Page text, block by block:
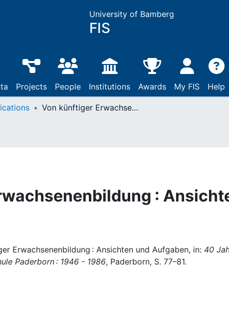
University of Bamberg
FIS
Projects People Institutions Awards My FIS Help
Von künftiger Erwachsenenbildung : Ansichten und Aufgaben
:
Erwachsenenbildung : Ansichten und Aufgaben, in: 40
Paderborn : 1946 - 1986, Paderborn, S. 77–81.